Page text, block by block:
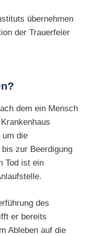
übernehmen
der Trauerfeier
dem ein Mensch
die
zur Beerdigung
Tod ist ein
des
er bereits
Ableben auf die